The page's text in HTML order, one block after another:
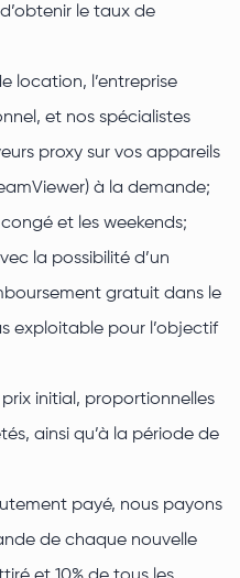
le taux de
location, l’entreprise
et nos spécialistes
proxy sur vos appareils
à la demande;
et les weekends;
la possibilité d’un
gratuit dans le
exploitable pour l’objectif
prix initial, proportionnelles
ainsi qu’à la période de
payé, nous payons
de chaque nouvelle